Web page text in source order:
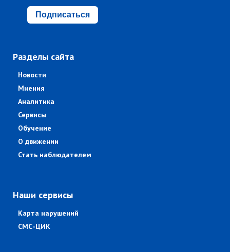
Подписаться
Разделы сайта
Новости
Мнения
Аналитика
Сервисы
Обучение
О движении
Стать наблюдателем
Наши сервисы
Карта нарушений
СМС-ЦИК